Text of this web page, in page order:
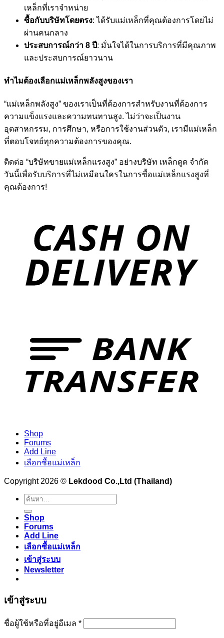
เหล็กที่เราจำหน่าย
ซื้อกับบริษัทโดยตรง: ได้รับแม่เหล็กที่คุณต้องการโดยไม่
ผ่านคนกลาง
ประสบการณ์กว่า 8 ปี: มั่นใจได้ในการบริการที่มีคุณภาพ
และประสบการณ์ยาวนาน
ทำไมต้องเลือกแม่เหล็กพลังสูงของเรา
“แม่เหล็กพลังสูง” ของเราเป็นที่ต้องการสำหรับงานที่ต้องการ
ความแข็งแรงและความทนทานสูง. ไม่ว่าจะเป็นงาน
อุตสาหกรรม, การศึกษา, หรือการใช้งานส่วนตัว, เรามีแม่เหล็ก
ที่ตอบโจทย์ทุกความต้องการของคุณ.
ติดต่อ “บริษัทขายแม่เหล็กแรงสูง” อย่างบริษัท เหล็กดูด จำกัด
วันนี้เพื่อรับบริการที่ไม่เหมือนใครในการซื้อแม่เหล็กแรงสูงที่
คุณต้องการ!
Shop
Forums
Add Line
เลือกซื้อแม่เหล็ก
Copyright 2026 © Lekdood Co.,Ltd (Thailand)
ค้นหา:
Shop
Forums
Add Line
เลือกซื้อแม่เหล็ก
เข้าสู่ระบบ
Newsletter
เข้าสู่ระบบ
ชื่อผู้ใช้หรือที่อยู่อีเมล *ต้องการ